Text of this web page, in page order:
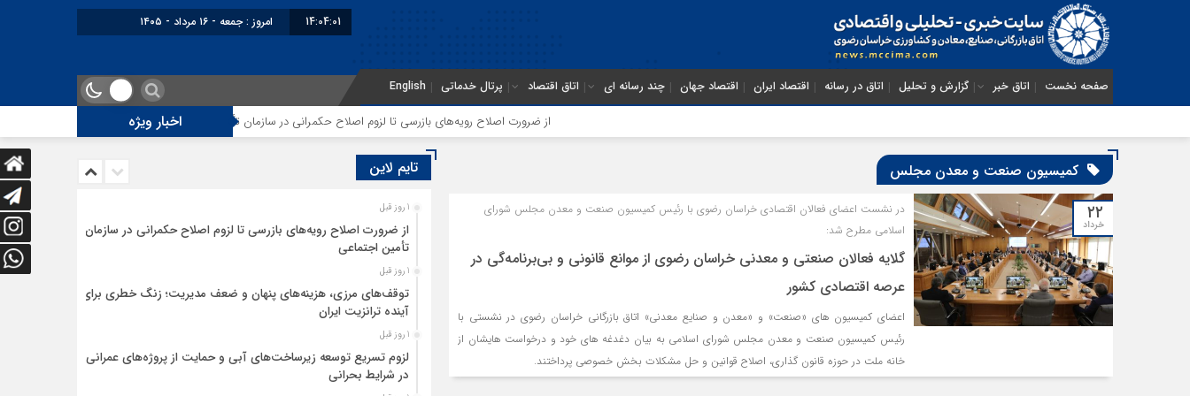
14:04:01 امروز : جمعه - ۱۶ مرداد - ۱۴۰۵
صفحه نخست اتاق خبر گزارش و تحلیل اتاق در رسانه اقتصاد ایران اقتصاد جهان چند رسانه ای اتاق اقتصاد پرتال خدماتی English
اخبار ویژه از ضرورت اصلاح رویه‌های بازرسی تا لزوم اصلاح حکمرانی در سازمان تأمین اجتماعی توقف‌های مرزی، هزینه‌های
کمیسیون صنعت و معدن مجلس
۲۲
خرداد
در نشست اعضای فعالان اقتصادی خراسان رضوی با رئیس کمیسیون صنعت و معدن مجلس شورای
اسلامی مطرح شد:
گلایه فعالان صنعتی و معدنی خراسان رضوی از موانع قانونی و بی‌برنامه‌گی در
عرصه اقتصادی کشور
اعضای کمیسیون های «صنعت» و «معدن و صنایع معدنی» اتاق بازرگانی خراسان رضوی در نشستی با
رئیس کمیسیون صنعت و معدن مجلس شورای اسلامی به بیان دغدغه های خود و درخواست هایشان از
خانه ملت در حوزه قانون گذاری، اصلاح قوانین و حل مشکلات بخش خصوصی پرداختند.
تایم لاین
1 روز قبل
از ضرورت اصلاح رویه‌های بازرسی تا لزوم اصلاح حکمرانی در سازمان
تأمین اجتماعی
1 روز قبل
توقف‌های مرزی، هزینه‌های پنهان و ضعف مدیریت؛ زنگ خطری برای
آینده ترانزیت ایران
1 روز قبل
لزوم تسریع توسعه زیرساخت‌های آبی و حمایت از پروژه‌های عمرانی
در شرایط بحرانی